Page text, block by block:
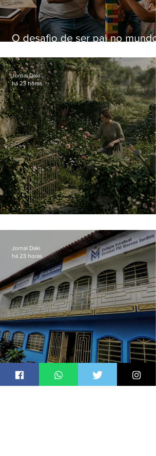
O desafio de ser pai no mundo
Jornal Daki
há 23 horas
Ideb 2025: Niterói e São
Jornal Daki
há 23 horas